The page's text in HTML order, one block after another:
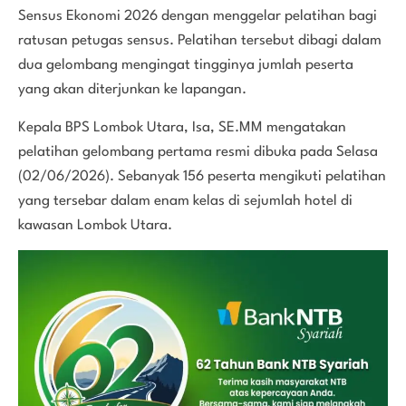
Sensus Ekonomi 2026 dengan menggelar pelatihan bagi
ratusan petugas sensus. Pelatihan tersebut dibagi dalam
dua gelombang mengingat tingginya jumlah peserta
yang akan diterjunkan ke lapangan.
Kepala BPS Lombok Utara, Isa, SE.MM mengatakan
pelatihan gelombang pertama resmi dibuka pada Selasa
(02/06/2026). Sebanyak 156 peserta mengikuti pelatihan
yang tersebar dalam enam kelas di sejumlah hotel di
kawasan Lombok Utara.